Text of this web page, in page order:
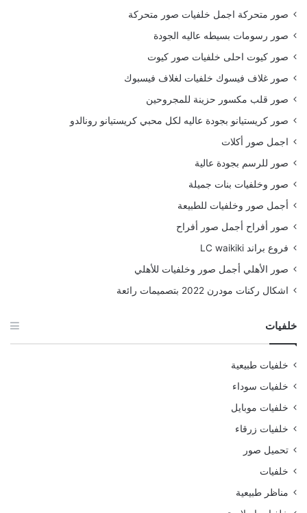
صور متحركة اجمل خلفيات صور متحركة
صور رسومات بسيطه عاليه الجودة
صور كيوت احلى خلفيات صور كيوت
صور غلاف فيسوك خلفيات لغلاف فيسبوك
صور قلب مكسور حزينة للمجروحين
صور كريستيانو بجودة عاليه لكل محبي كريستيانو رونالدو
اجمل صور أكلات
صور للرسم بجودة عالية
صور وخلفيات بنات جميلة
أجمل صور وخلفيات للطبيعة
صور أفراح أجمل صور أفراح
فروع براند LC waikiki
صور الأهلي أجمل صور وخلفيات للأهلي
اشكال ركنات مودرن 2022 بتصميمات رائعة
خلفيات
خلفيات طبيعية
خلفيات سوداء
خلفيات موبايل
خلفيات زرقاء
تحميل صور
خلفيات
مناظر طبيعية